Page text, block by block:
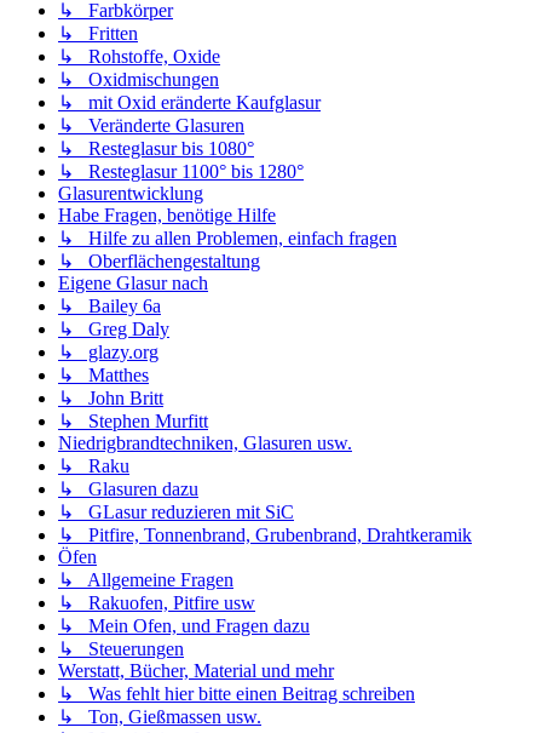
↳ Farbkörper
↳ Fritten
↳ Rohstoffe, Oxide
↳ Oxidmischungen
↳ mit Oxid eränderte Kaufglasur
↳ Veränderte Glasuren
↳ Resteglasur bis 1080°
↳ Resteglasur 1100° bis 1280°
Glasurentwicklung
Habe Fragen, benötige Hilfe
↳ Hilfe zu allen Problemen, einfach fragen
↳ Oberflächengestaltung
Eigene Glasur nach
↳ Bailey 6a
↳ Greg Daly
↳ glazy.org
↳ Matthes
↳ John Britt
↳ Stephen Murfitt
Niedrigbrandtechniken, Glasuren usw.
↳ Raku
↳ Glasuren dazu
↳ GLasur reduzieren mit SiC
↳ Pitfire, Tonnenbrand, Grubenbrand, Drahtkeramik
Öfen
↳ Allgemeine Fragen
↳ Rakuofen, Pitfire usw
↳ Mein Ofen, und Fragen dazu
↳ Steuerungen
Werstatt, Bücher, Material und mehr
↳ Was fehlt hier bitte einen Beitrag schreiben
↳ Ton, Gießmassen usw.